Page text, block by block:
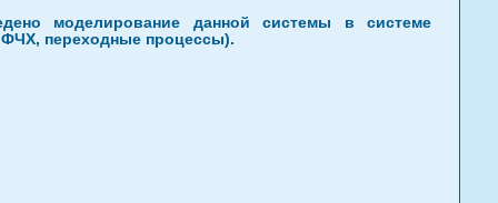
моделирование данной системы в системе
переходные процессы).